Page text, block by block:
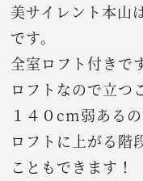
美サイレント本山
です。
全室ロフト付きで
ロフトなので立つ
１４０cm弱ある
ロフトに上がる階
こともできます！